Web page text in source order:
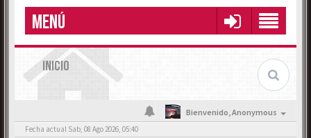
MENÚ
INICIO
Bienvenido,Anonymous
Fecha actual Sab, 08 Ago 2026, 05:40